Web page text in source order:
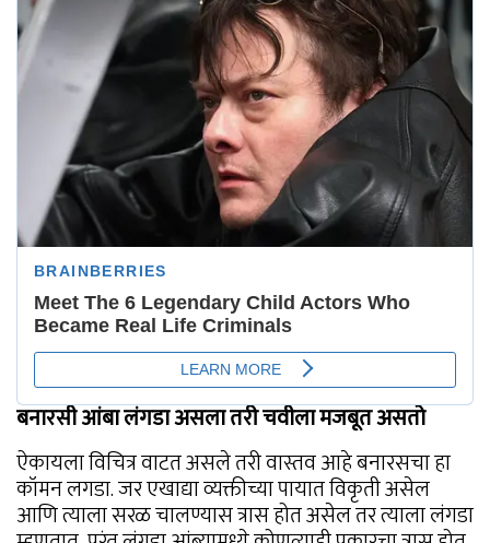
बनारसी आंबा लंगडा असला तरी चवीला मजबूत असतो
ऐकायला विचित्र वाटत असले तरी वास्तव आहे बनारसचा हा
कॉमन लगडा. जर एखाद्या व्यक्तीच्या पायात विकृती असेल
आणि त्याला सरळ चालण्यास त्रास होत असेल तर त्याला लंगडा